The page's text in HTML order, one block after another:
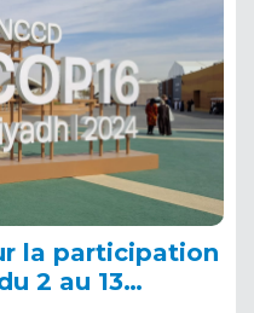
la participation
2 au 13